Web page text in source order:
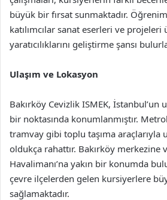
büyük bir fırsat sunmaktadır.
katılımcılar sanat eserleri ve projeleri
yaratıcılıklarını geliştirme şansı
Ulaşım ve Lokasyon
Bakırköy Cevizlik ISMEK, İstanbul’un
bir noktasında konumlanmıştır.
tramvay gibi toplu taşıma araçlarıyla
oldukça rahattır. Bakırköy merkezine
Havalimanı’na yakın bir konumda
çevre ilçelerden gelen kursiyerlere
sağlamaktadır.